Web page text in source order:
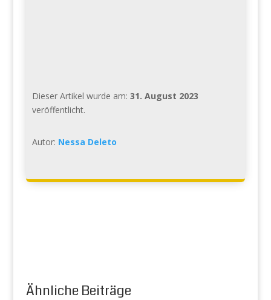
Dieser Artikel wurde am: 31. August 2023
veröffentlicht.
Autor: Nessa Deleto
Ähnliche Beiträge